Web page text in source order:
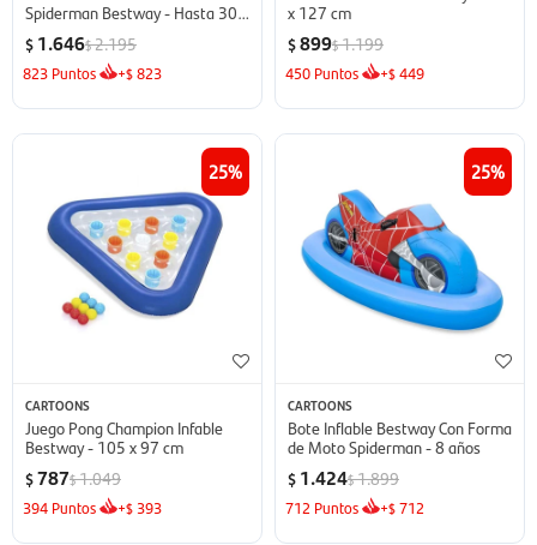
Spiderman Bestway - Hasta 30
Kg
$ 1.646$2.195
823 Puntos +$823
x 127 cm
$899$1.199
450 Puntos +$449
25
CARTOONS
Juego Pong Champion Infable
Bestway - 105 x 97 cm
$787$1.049
394 Puntos +$393
25
CARTOONS
Bote Inflable Bestway Con Forma
de Moto Spiderman - 8 años
$ 1.424$1.899
712 Puntos +$712